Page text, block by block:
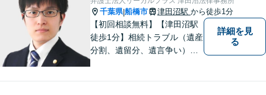
千葉県|船橋市 津田沼駅 から徒歩1分
【初回相談無料】【津田沼駅
徒歩1分】相続トラブル（遺産
分割、遺留分、遺言争い）、
詳細を見
る